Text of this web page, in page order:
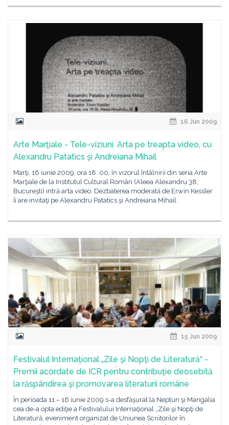
16 Jun 2009
Arte Marţiale - Tele-viziuni. Arta pe treapta video, cu
Alexandru Patatics şi Andreiana Mihail
Marţi, 16 iunie 2009, ora 18. 00, în vizorul întâlnirii din seria Arte
Marţiale de la Institutul Cultural Român (Aleea Alexandru 38,
Bucureşti) intră arta video. Dezbaterea moderată de Erwin Kessler
îi are invitaţi pe Alexandru Patatics şi Andreiana Mihail.
15 Jun 2009
Festivalul Internaţional „Zile şi Nopţi de Literatură“ -
Premii acordate de ICR pentru contribuţie deosebită
la răspândirea şi promovarea literaturii române
În perioada 11 – 16 iunie 2009 s-a desfăşurat la Neptun şi Mangalia
cea de-a opta ediţie a Festivalului Internaţional „Zile şi Nopţi de
Literatură, eveniment organizat de Uniunea Scriitorilor în